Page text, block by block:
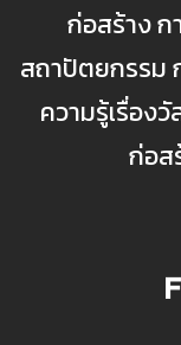
ก่อสร้าง
สถาปัตยกรรม
ความรู้เรื่อง
ก่อส